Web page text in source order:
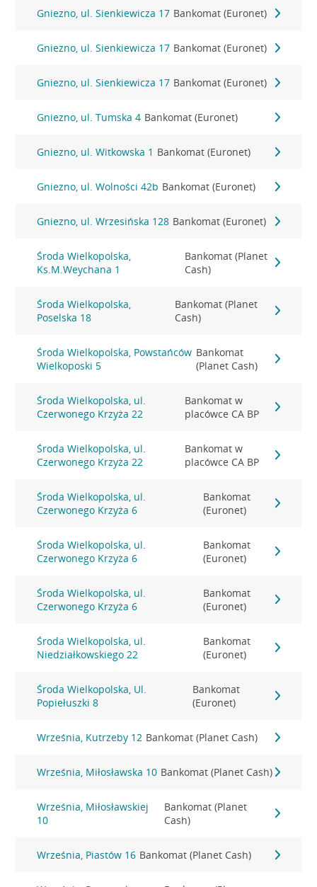
Gniezno, ul. Sienkiewicza 17 Bankomat (Euronet)
Gniezno, ul. Sienkiewicza 17 Bankomat (Euronet)
Gniezno, ul. Sienkiewicza 17 Bankomat (Euronet)
Gniezno, ul. Tumska 4 Bankomat (Euronet)
Gniezno, ul. Witkowska 1 Bankomat (Euronet)
Gniezno, ul. Wolności 42b Bankomat (Euronet)
Gniezno, ul. Wrzesińska 128 Bankomat (Euronet)
Środa Wielkopolska,
Ks.M.Weychana 1
Bankomat (Planet
Cash)
Środa Wielkopolska,
Poselska 18
Bankomat (Planet
Cash)
Środa Wielkopolska, Powstańców
Wielkoposki 5
Bankomat
(Planet Cash)
Środa Wielkopolska, ul.
Czerwonego Krzyża 22
Bankomat w
placówce CA BP
Środa Wielkopolska, ul.
Czerwonego Krzyża 22
Bankomat w
placówce CA BP
Środa Wielkopolska, ul.
Czerwonego Krzyża 6
Bankomat
(Euronet)
Środa Wielkopolska, ul.
Czerwonego Krzyża 6
Bankomat
(Euronet)
Środa Wielkopolska, ul.
Czerwonego Krzyża 6
Bankomat
(Euronet)
Środa Wielkopolska, ul.
Niedziałkowskiego 22
Bankomat
(Euronet)
Środa Wielkopolska, Ul.
Popiełuszki 8
Bankomat
(Euronet)
Września, Kutrzeby 12 Bankomat (Planet Cash)
Września, Miłosławska 10 Bankomat (Planet Cash)
Września, Miłosławskiej
10
Bankomat (Planet
Cash)
Września, Piastów 16 Bankomat (Planet Cash)